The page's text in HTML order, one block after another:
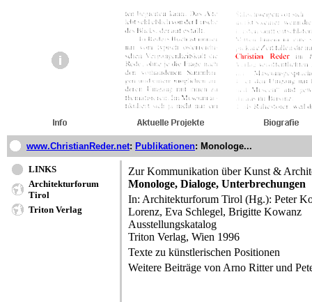
www.ChristianReder.net: Publikationen: Monologe...
LINKS
Architekturforum
Tirol
Triton Verlag
Zur Kommunikation über Kunst &
Monologe, Dialoge, Unterbrechungen
In: Architekturforum Tirol (Hg.): Peter
Lorenz, Eva Schlegel, Brigitte Kowanz
Ausstellungskatalog
Triton Verlag, Wien 1996
Texte zu künstlerischen Positionen
Weitere Beiträge von Arno Ritter und